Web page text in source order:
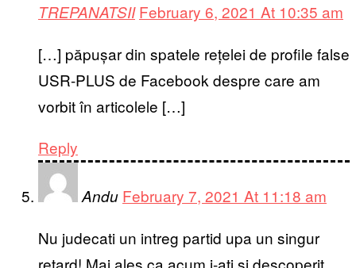
TREPANATSII February 6, 2021 At 10:35 am
[…] păpușar din spatele rețelei de profile false
USR-PLUS de Facebook despre care am
vorbit în articolele […]
Reply
Andu February 7, 2021 At 11:18 am
Nu judecati un intreg partid upa un singur